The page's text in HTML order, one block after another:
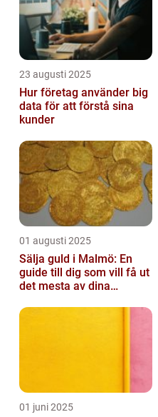
23 augusti 2025
Hur företag använder big
data för att förstå sina
kunder
01 augusti 2025
Sälja guld i Malmö: En
guide till dig som vill få ut
det mesta av dina
01 juni 2025